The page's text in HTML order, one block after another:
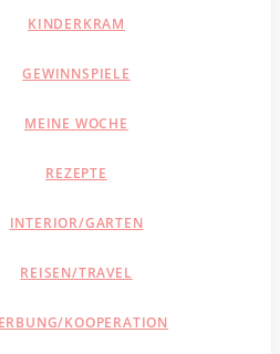
KINDERKRAM
GEWINNSPIELE
MEINE WOCHE
REZEPTE
INTERIOR/GARTEN
REISEN/TRAVEL
KOOPERATION